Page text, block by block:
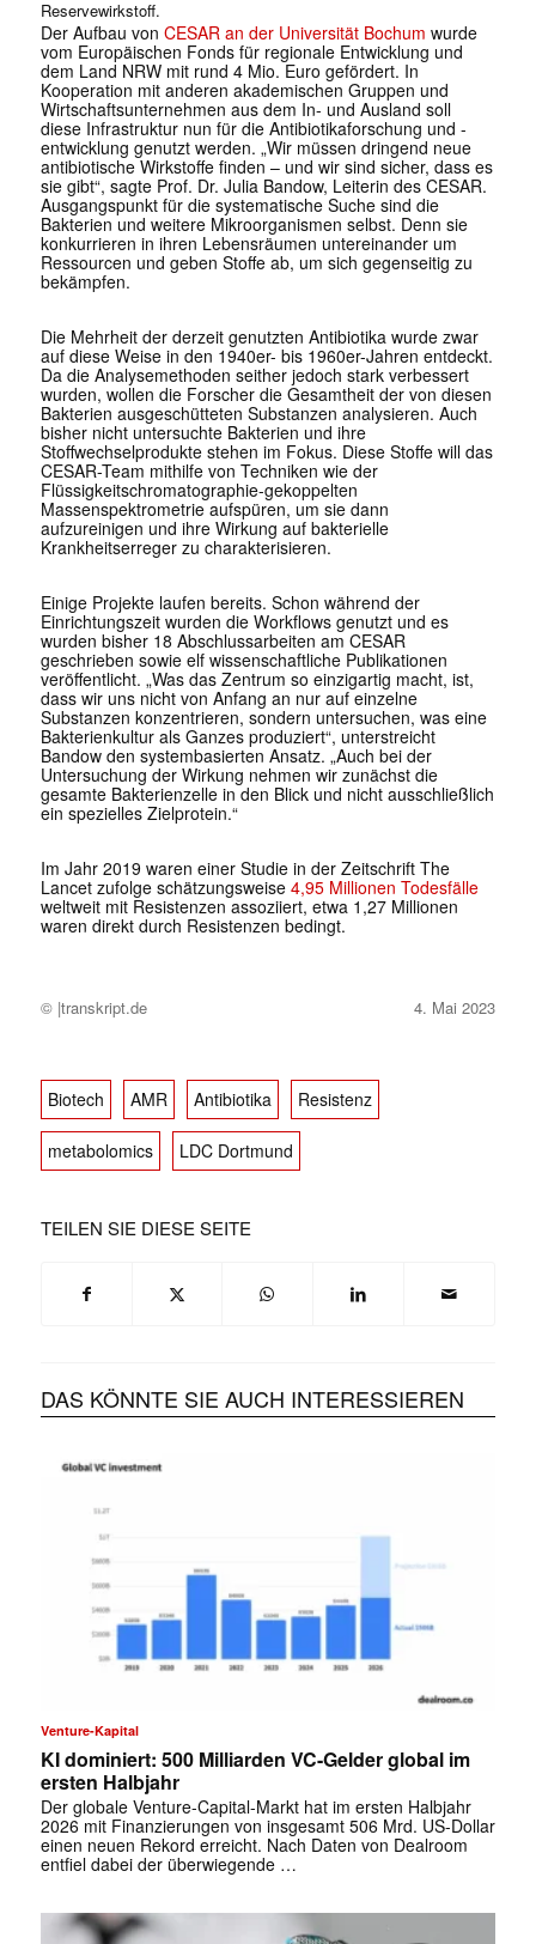
Reservewirkstoff.
Der Aufbau von CESAR an der Universität Bochum wurde
vom Europäischen Fonds für regionale Entwicklung und
dem Land NRW mit rund 4 Mio. Euro gefördert. In
Kooperation mit anderen akademischen Gruppen und
Wirtschaftsunternehmen aus dem In- und Ausland soll
diese Infrastruktur nun für die Antibiotikaforschung und -
entwicklung genutzt werden. „Wir müssen dringend neue
antibiotische Wirkstoffe finden – und wir sind sicher, dass es
sie gibt“, sagte Prof. Dr. Julia Bandow, Leiterin des CESAR.
Ausgangspunkt für die systematische Suche sind die
Bakterien und weitere Mikroorganismen selbst. Denn sie
konkurrieren in ihren Lebensräumen untereinander um
Ressourcen und geben Stoffe ab, um sich gegenseitig zu
bekämpfen.
Die Mehrheit der derzeit genutzten Antibiotika wurde zwar
auf diese Weise in den 1940er- bis 1960er-Jahren entdeckt.
Da die Analysemethoden seither jedoch stark verbessert
wurden, wollen die Forscher die Gesamtheit der von diesen
Bakterien ausgeschütteten Substanzen analysieren. Auch
bisher nicht untersuchte Bakterien und ihre
Stoffwechselprodukte stehen im Fokus. Diese Stoffe will das
CESAR-Team mithilfe von Techniken wie der
Flüssigkeitschromatographie-gekoppelten
Massenspektrometrie aufspüren, um sie dann
aufzureinigen und ihre Wirkung auf bakterielle
Krankheitserreger zu charakterisieren.
Einige Projekte laufen bereits. Schon während der
Einrichtungszeit wurden die Workflows genutzt und es
wurden bisher 18 Abschlussarbeiten am CESAR
geschrieben sowie elf wissenschaftliche Publikationen
veröffentlicht. „Was das Zentrum so einzigartig macht, ist,
dass wir uns nicht von Anfang an nur auf einzelne
Substanzen konzentrieren, sondern untersuchen, was eine
Bakterienkultur als Ganzes produziert“, unterstreicht
Bandow den systembasierten Ansatz. „Auch bei der
Untersuchung der Wirkung nehmen wir zunächst die
gesamte Bakterienzelle in den Blick und nicht ausschließlich
ein spezielles Zielprotein.“
Im Jahr 2019 waren einer Studie in der Zeitschrift The
Lancetzufolge schätzungsweise 4,95 Millionen Todesfälle
weltweit mit Resistenzen assoziiert, etwa 1,27 Millionen
waren direkt durch Resistenzen bedingt.
© |transkript.de 4. Mai 2023
Biotech AMR Antibiotika Resistenz
metabolomics LDC Dortmund
TEILEN SIE DIESE SEITE
DAS KÖNNTE SIE AUCH INTERESSIEREN
Venture-Kapital
KI dominiert: 500 Milliarden VC-Gelder global im
ersten Halbjahr
Der globale Venture-Capital-Markt hat im ersten Halbjahr
2026 mit Finanzierungen von insgesamt 506 Mrd. US-Dollar
einen neuen Rekord erreicht. Nach Daten von Dealroom
entfiel dabei der überwiegende …